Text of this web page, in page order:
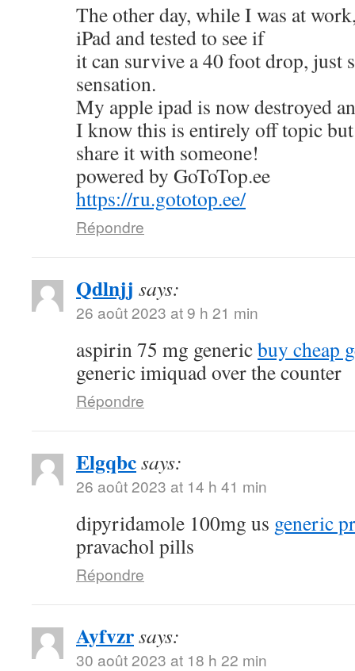
The other day, while I was at
iPad and tested to see if
it can survive a 40 foot drop, just
sensation.
My apple ipad is now destroyed
I know this is entirely off topic
share it with someone!
powered by GoToTop.ee
https://ru.gototop.ee/
Répondre
Qdlnjj says:
26 août 2023 at 9 h 21 min
aspirin 75 mg genericbuy cheap
generic imiquad over the counter
Répondre
Elgqbcsays:
26 août 2023 at 14 h 41 min
dipyridamole 100mg us generic
pravachol pills
Répondre
Ayfvzrsays:
30 août 2023 at 18 h 22 min